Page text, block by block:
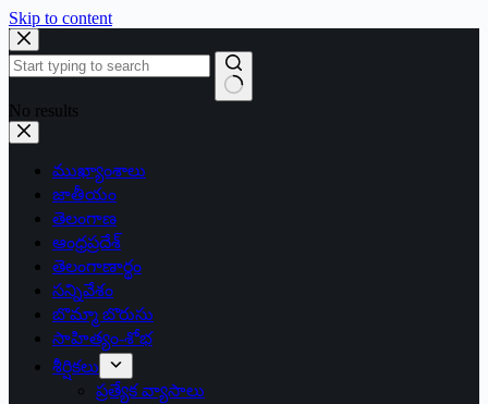
Skip to content
No results
ముఖ్యాంశాలు
జాతీయం
తెలంగాణ
ఆంధ్రప్రదేశ్
తెలంగాణార్థం
సన్నివేశం
బొమ్మా బొరుసు
సాహిత్యం-శోభ
శీర్షికలు
ప్రత్యేక వ్యాసాలు